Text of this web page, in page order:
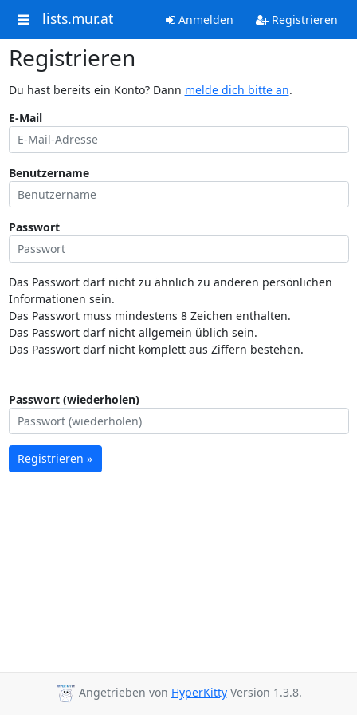
lists.mur.at Anmelden Registrieren
Registrieren
Du hast bereits ein Konto? Dann melde dich bitte an.
E-Mail
Benutzername
Passwort
Das Passwort darf nicht zu ähnlich zu anderen persönlichen
Informationen sein.
Das Passwort muss mindestens 8 Zeichen enthalten.
Das Passwort darf nicht allgemein üblich sein.
Das Passwort darf nicht komplett aus Ziffern bestehen.
Passwort (wiederholen)
Registrieren »
Angetrieben von HyperKittyVersion 1.3.8.